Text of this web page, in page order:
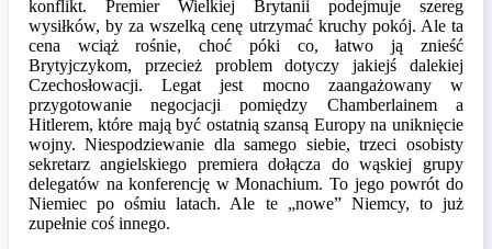
konflikt. Premier Wielkiej Brytanii podejmuje szereg
wysiłków, by za wszelką cenę utrzymać kruchy pokój. Ale ta
cena wciąż rośnie, choć póki co, łatwo ją znieść
Brytyjczykom, przecież problem dotyczy jakiejś dalekiej
Czechosłowacji. Legat jest mocno zaangażowany w
przygotowanie negocjacji pomiędzy Chamberlainem a
Hitlerem, które mają być ostatnią szansą Europy na uniknięcie
wojny. Niespodziewanie dla samego siebie, trzeci osobisty
sekretarz angielskiego premiera dołącza do wąskiej grupy
delegatów na konferencję w Monachium. To jego powrót do
Niemiec po ośmiu latach. Ale te „nowe” Niemcy, to już
zupełnie coś innego.